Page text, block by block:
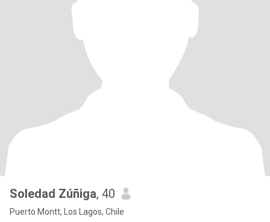
Soledad Zúñiga, 40
Puerto Montt, Los Lagos, Chile